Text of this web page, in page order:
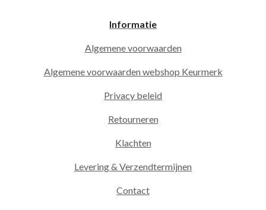
Informatie
Algemene voorwaarden
Algemene voorwaarden webshop Keurmerk
Privacy beleid
Retourneren
Klachten
Levering & Verzendtermijnen
Contact